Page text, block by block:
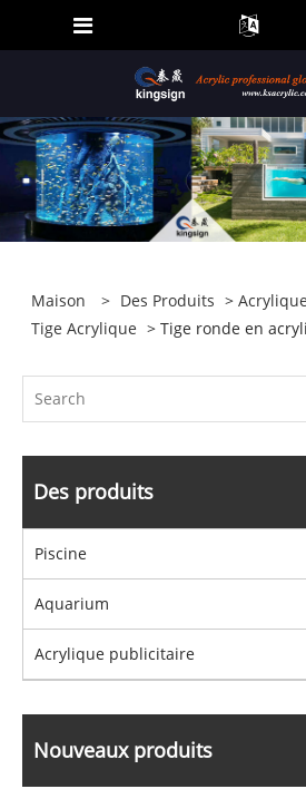
Maison > Des Produits >
Tige Acrylique > Tige ronde en
Des produits
Piscine
Aquarium
Acrylique publicitaire
Nouveaux produits